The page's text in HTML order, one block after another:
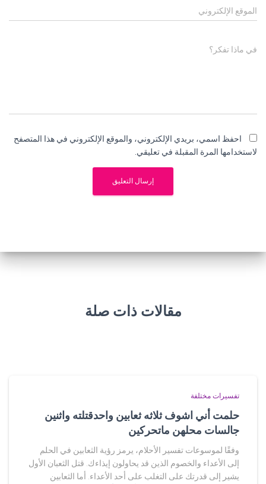
الموقع الإلكتروني
في ماذا تفكر؟
احفظ اسمي، بريدي الإلكتروني، والموقع الإلكتروني في هذا المتصفح
لاستخدامها المرة المقبلة في تعليقي.
مقالات ذات صلة
تفسيرات مختلفة
حلمت أني اشوف ثلاثه ثعابين واحدقتلته واثنين
جالسات محلهن ماتحركين
وفقًا لموسوعات تفسير الأحلام، يرمز رؤية الثعابين في الحلم
إلى الأعداء والخصوم الذين قد يحاولون إيذاءك. قتل الثعبان الأول
يشير إلى قدرتك على التغلب على أحد الأعداء. أما الثعابين